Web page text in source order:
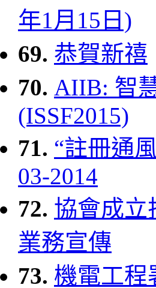
年1月15日)
69. 恭賀新禧
70. AIIB: 智
(ISSF2015)
71. “註冊通
03-2014
72. 協會成立
業務宣傳
73. 機電工程